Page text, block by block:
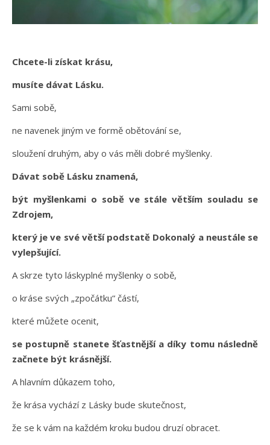
Chcete-li získat krásu,
musíte dávat Lásku.
Sami sobě,
ne navenek jiným ve formě obětování se,
sloužení druhým, aby o vás měli dobré myšlenky.
Dávat sobě Lásku znamená,
být myšlenkami o sobě ve stále větším souladu se
Zdrojem,
který je ve své větší podstatě Dokonalý a neustále se
vylepšující.
A skrze tyto láskyplné myšlenky o sobě,
o kráse svých „zpočátku“ částí,
které můžete ocenit,
se postupně stanete šťastnější a díky tomu následně
začnete být krásnější.
A hlavním důkazem toho,
že krása vychází z Lásky bude skutečnost,
že se k vám na každém kroku budou druzí obracet.